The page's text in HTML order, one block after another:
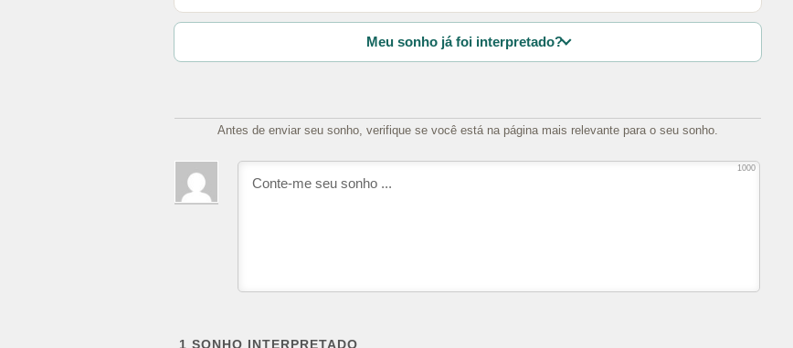
Meu sonho já foi interpretado?
Antes de enviar seu sonho, verifique se você está na página mais relevante para o seu sonho.
1000
1 SONHO INTERPRETADO